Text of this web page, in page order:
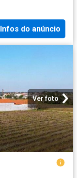
Infos do anúncio
Ver foto